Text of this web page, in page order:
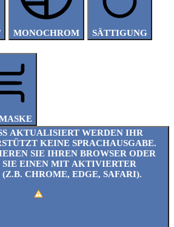
MONOCHROM SÄTTIGUNG
AKTUALISIERT WERDEN IHR
KEINE SPRACHAUSGABE.
SIE IHREN BROWSER ODER
SIE EINEN MIT AKTIVIERTER
(Z.B. CHROME, EDGE, SAFARI).